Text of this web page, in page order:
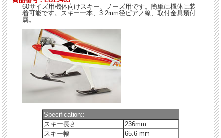
60サイズ用機体向けスキー、ノーズ用です。簡単に機体に装
着可能です。スキー一本、3.2mm径ピアノ線、取付金具類付
属。
Specification::
スキー長さ
236mm
スキー幅
65.6 mm